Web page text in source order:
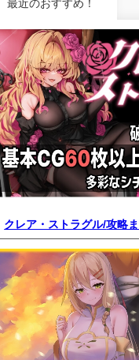
最近のおすすめ！
クレア・ストラグル/攻略